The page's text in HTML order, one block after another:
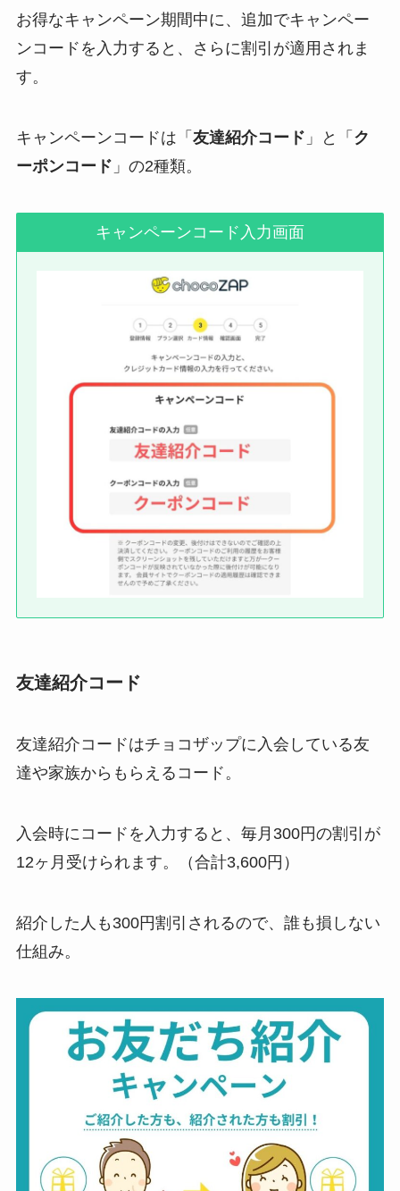
お得なキャンペーン期間中に、追加でキャンペー
ンコードを入力すると、さらに割引が適用されま
す。
キャンペーンコードは「 友達紹介コード 」と「 ク
ーポンコード 」の2種類。
キャンペーンコード入力画面
友達紹介コード
友達紹介コードはチョコザップに入会している友
達や家族からもらえるコード。
入会時にコードを入力すると、毎月300円の割引が
12ヶ月受けられます。（合計3,600円）
紹介した人も300円割引されるので、誰も損しない
仕組み。